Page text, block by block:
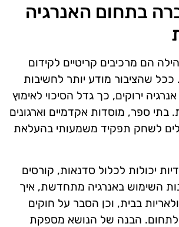
בתחום האנרגיה
הם מרכיבים קריטיים לקידום
שהציבור מודע יותר לחשיבות
ירוקים, כך גדל הסיכוי לאימוץ
בתי ספר, מוסדות אקדמיים וארגונים
לשחק תפקיד משמעותי בהעלאת
יכולות לכלול סדנאות, קורסים
השימוש באנרגיה מתחדשת, איך
בבית, וכן הסבר על חוקים
לתחום. הבנה של הנושא מספקת